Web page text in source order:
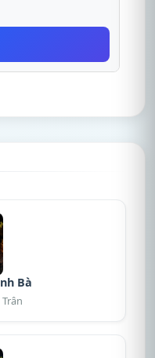
Bà